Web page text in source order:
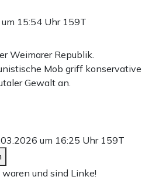
15:54 Uhr 159T
Weimarer Republik.
Mob griff konservative
Gewalt an.
um 16:25 Uhr 159T
waren und sind Linke!